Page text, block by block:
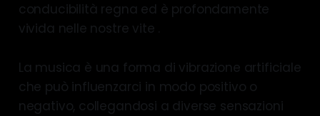
conducibilità regna ed è profondamente
vivida nelle nostre vite .
La musica è una forma di vibrazione artificiale
che può influenzarci in modo positivo o
negativo, collegandosi a diverse sensazioni